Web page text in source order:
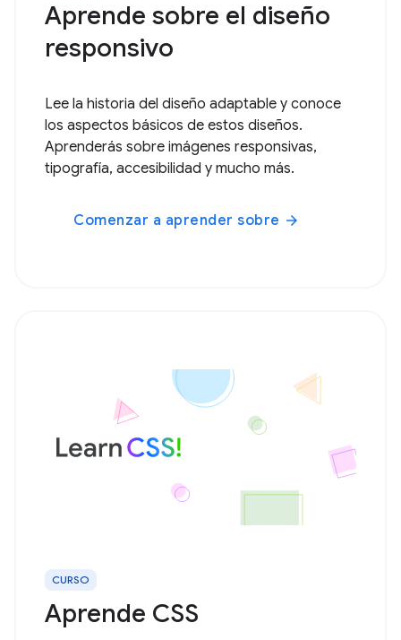
Aprende sobre el diseño
responsivo
Lee la historia del diseño adaptable y conoce
los aspectos básicos de estos diseños.
Aprenderás sobre imágenes responsivas,
tipografía, accesibilidad y mucho más.
Comenzar a aprender sobre arrow_forward
CURSO
Aprende CSS